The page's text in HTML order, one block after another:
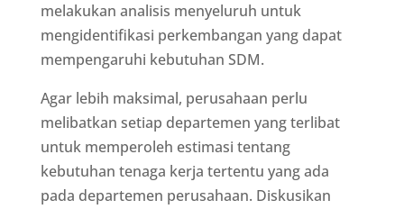
melakukan analisis menyeluruh untuk
mengidentifikasi perkembangan yang dapat
mempengaruhi kebutuhan SDM.
Agar lebih maksimal, perusahaan perlu
melibatkan setiap departemen yang terlibat
untuk memperoleh estimasi tentang
kebutuhan tenaga kerja tertentu yang ada
pada departemen perusahaan. Diskusikan